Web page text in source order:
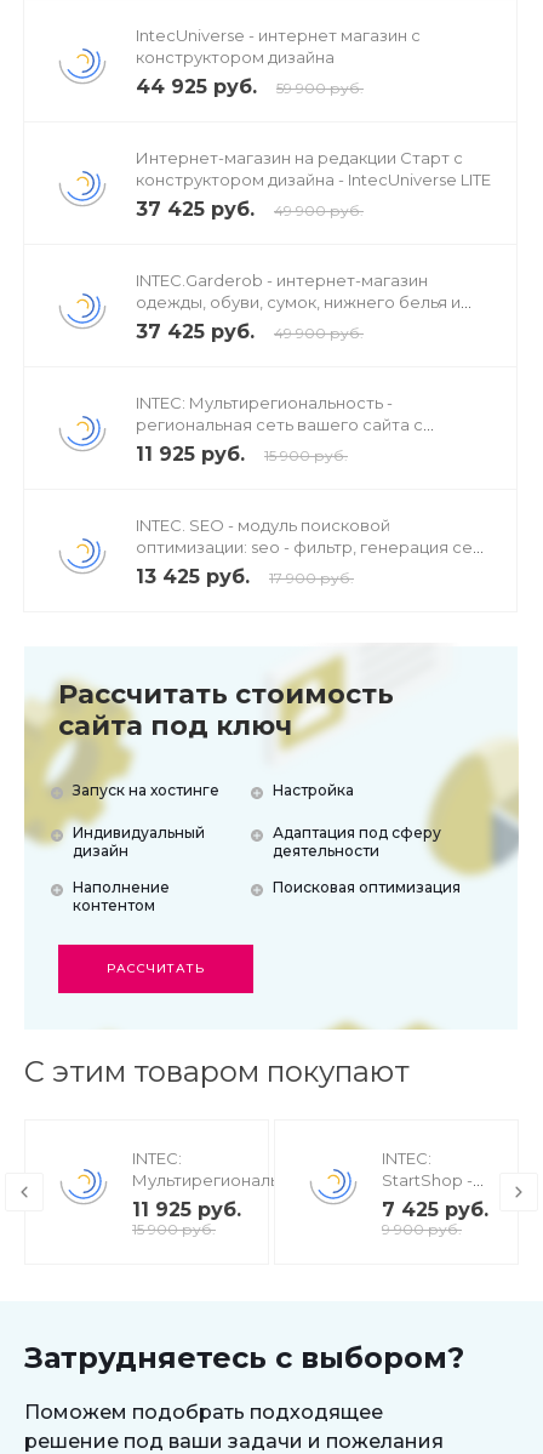
IntecUniverse - интернет магазин с
конструктором дизайна
44 925 руб. 59 900 руб.
Интернет-магазин на редакции Старт с
конструктором дизайна - IntecUniverse LITE
37 425 руб. 49 900 руб.
INTEC.Garderob - интернет-магазин
одежды, обуви, сумок, нижнего белья и
аксессуаров
37 425 руб. 49 900 руб.
INTEC: Мультирегиональность -
региональная сеть вашего сайта с
продвижением в поисковиках
11 925 руб. 15 900 руб.
INTEC. SEO - модуль поисковой
оптимизации: seo - фильтр, генерация сео
- текстов, H1, мета-тегов
13 425 руб. 17 900 руб.
Рассчитать стоимость
сайта под ключ
Запуск на хостинге
Индивидуальный
дизайн
Наполнение
контентом
Настройка
Адаптация под сферу
деятельности
Поисковая оптимизация
РАССЧИТАТЬ
С этим товаром покупают
INTEC:
Мультирегиональность
- региональная сеть
вашего сайта с
11 925 руб.
15 900 руб.
INTEC:
StartShop -
модуль
интернет-
7 425 руб.
9 900 руб.
Затрудняетесь с выбором?
Поможем подобрать подходящее
решение под ваши задачи и пожелания